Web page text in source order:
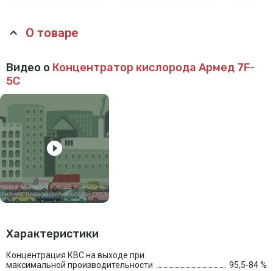
О товаре
Видео о Концентратор кислорода Армед 7F-
5C
Характеристики
Концентрация КВС на выходе при
максимальной производительности
95,5-84 %